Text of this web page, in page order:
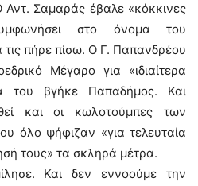
Αντ. Σαμαράς έβαλε «κόκκινες
στο όνομα του
πήρε πίσω. Ο Γ. Παπανδρέου
Μέγαρο για «ιδιαίτερα
του βγήκε Παπαδήμος. Και
και οι κωλοτούμπες των
όλο ψήφιζαν «για τελευταία
τους» τα σκληρά μέτρα.
Και δεν εννοούμε την